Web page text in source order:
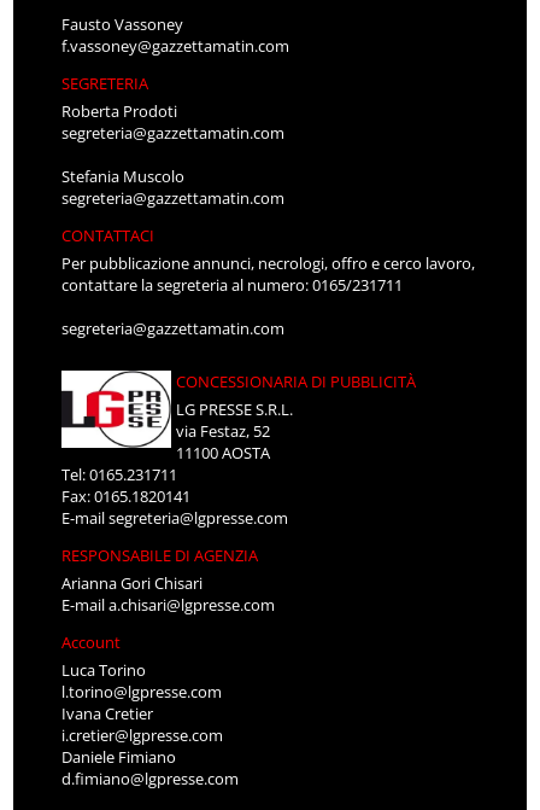
Fausto Vassoney
f.vassoney@gazzettamatin.com
SEGRETERIA
Roberta Prodoti
segreteria@gazzettamatin.com
Stefania Muscolo
segreteria@gazzettamatin.com
CONTATTACI
Per pubblicazione annunci, necrologi, offro e cerco lavoro,
contattare la segreteria al numero: 0165/231711
segreteria@gazzettamatin.com
CONCESSIONARIA DI PUBBLICITÀ
LG PRESSE S.R.L.
via Festaz, 52
11100 AOSTA
Tel: 0165.231711
Fax: 0165.1820141
E-mailsegreteria@lgpresse.com
RESPONSABILE DI AGENZIA
Arianna Gori Chisari
E-maila.chisari@lgpresse.com
Account
Luca Torino
l.torino@lgpresse.com
Ivana Cretier
i.cretier@lgpresse.com
Daniele Fimiano
d.fimiano@lgpresse.com